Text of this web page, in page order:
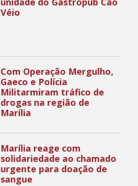
Véio
Com Operação Mergulho,
Gaeco e Polícia
Militarmiram tráfico de
drogas na região de
Marília
Marília reage com
solidariedade ao chamado
urgente para doação de
sangue